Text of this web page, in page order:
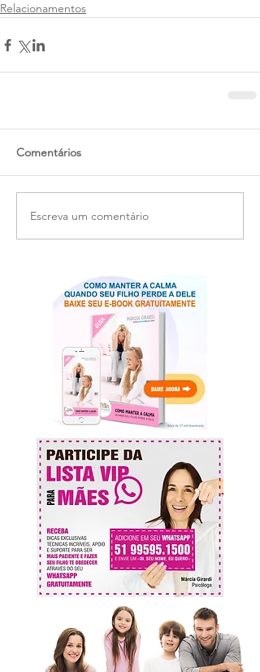
Relacionamentos
Comentários
Escreva um comentário